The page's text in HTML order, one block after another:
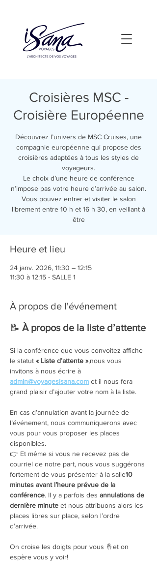
Croisières MSC -
Croisière Européenne
Découvrez l’univers de MSC Cruises, une
compagnie européenne qui propose des
croisières adaptées à tous les styles de
voyageurs.
Le choix d’une heure de conférence
n’impose pas votre heure d’arrivée au salon.
Vous pouvez entrer et visiter le salon
librement entre 10 h et 16 h 30, en veillant à
être
Heure et lieu
24 janv. 2026, 11:30 – 12:15
11:30 à 12:15 - SALLE 1
À propos de l'événement
📝 À propos de la liste d’attente
Si la conférence que vous convoitez affiche
le statut « Liste d’attente »,nous vous
invitons à nous écrire à
admin@voyagesisana.com et il nous fera
grand plaisir d’ajouter votre nom à la liste.
En cas d’annulation avant la journée de
l’événement, nous communiquerons avec
vous pour vous proposer les places
disponibles.
👉 Et même si vous ne recevez pas de
courriel de notre part, nous vous suggérons
fortement de vous présenter à la salle10
minutes avant l’heure prévue de la
conférence. Il y a parfois des annulations de
dernière minute et nous attribuons alors les
places libres sur place, selon l’ordre
d’arrivée.
On croise les doigts pour vous 🤞et on
espère vous y voir!